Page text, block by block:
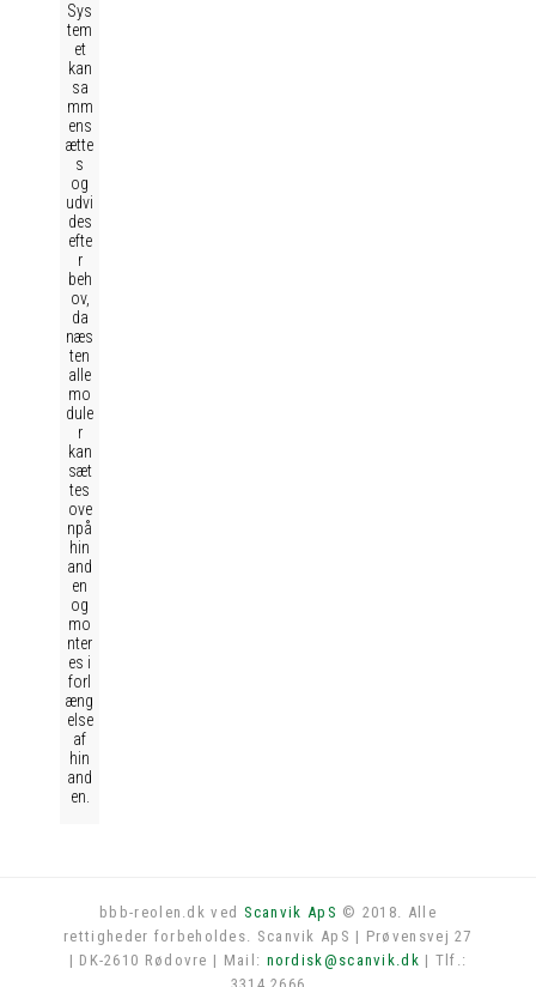
Sys
tem
et
kan
sa
mm
ens
ætte
s
og
udvi
des
efte
r
beh
ov,
da
næs
ten
alle
mo
dule
r
kan
sæt
tes
ove
npå
hin
and
en
og
mo
nter
es i
forl
æng
else
af
hin
and
en.
bbb-reolen.dk ved Scanvik ApS © 2018. Alle
rettigheder forbeholdes. Scanvik ApS | Prøvensvej 27
| DK-2610 Rødovre | Mail: nordisk@scanvik.dk | Tlf.:
Log in